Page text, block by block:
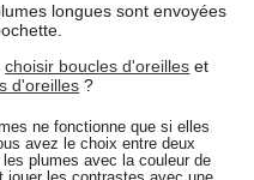
longues sont envoyées
,choisir boucles d'oreilles et
d'oreilles ?
ne fonctionne que si elles
avez le choix entre deux
plumes avec la couleur de